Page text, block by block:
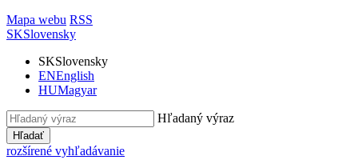
Mapa webu RSS
SKSlovensky
SKSlovensky
ENEnglish
HUMagyar
Hľadaný výraz
Hľadať
rozšírené vyhľadávanie